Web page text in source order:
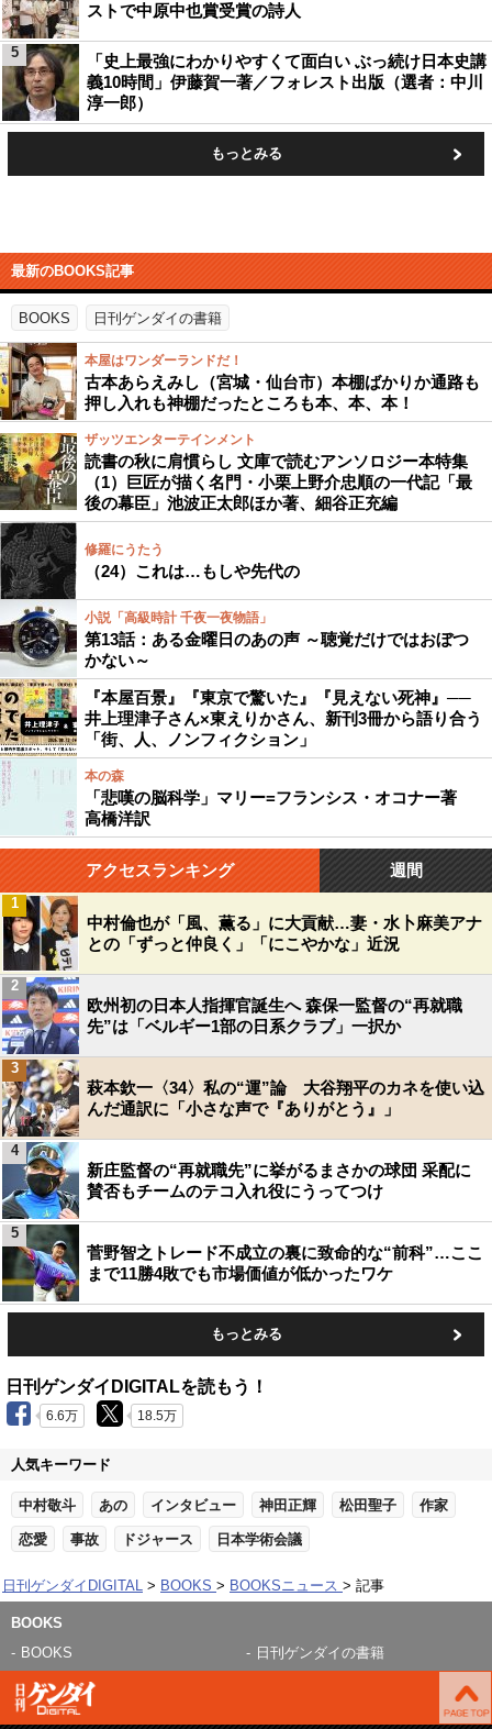
ストで中原中也賞受賞の詩人
「史上最強にわかりやすくて面白い ぶっ続け日本史講
義10時間」伊藤賀一著／フォレスト出版（選者：中川
淳一郎）
5
もっとみる
最新のBOOKS記事
BOOKS 日刊ゲンダイの書籍
本屋はワンダーランドだ！
古本あらえみし（宮城・仙台市）本棚ばかりか通路も
押し入れも神棚だったところも本、本、本！
ザッツエンターテインメント
読書の秋に肩慣らし 文庫で読むアンソロジー本特集
（1）巨匠が描く名門・小栗上野介忠順の一代記「最
後の幕臣」池波正太郎ほか著、細谷正充編
修羅にうたう
（24）これは…もしや先代の
小説「高級時計 千夜一夜物語」
第13話：ある金曜日のあの声 ～聴覚だけではおぼつ
かない～
『本屋百景』『東京で驚いた』『見えない死神』──
井上理津子さん×東えりかさん、新刊3冊から語り合う
「街、人、ノンフィクション」
本の森
「悲嘆の脳科学」マリー=フランシス・オコナー著
高橋洋訳
アクセスランキング 週間
中村倫也が「風、薫る」に大貢献…妻・水卜麻美アナ
との「ずっと仲良く」「にこやかな」近況
1
欧州初の日本人指揮官誕生へ 森保一監督の“再就職
先”は「ベルギー1部の日系クラブ」一択か
2
萩本欽一〈34〉私の“運”論 大谷翔平のカネを使い込
んだ通訳に「小さな声で『ありがとう』」
3
新庄監督の“再就職先”に挙がるまさかの球団 采配に
賛否もチームのテコ入れ役にうってつけ
4
菅野智之トレード不成立の裏に致命的な“前科”…ここ
まで11勝4敗でも市場価値が低かったワケ
5
もっとみる
日刊ゲンダイDIGITALを読もう！
6.6万 18.5万
人気キーワード
中村敬斗 あの インタビュー 神田正輝 松田聖子 作家
恋愛 事故 ドジャース 日本学術会議
日刊ゲンダイDIGITAL BOOKS BOOKSニュース 記事
BOOKS
BOOKS
日刊ゲンダイの書籍